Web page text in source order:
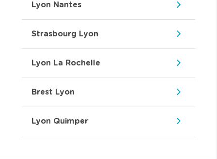
Lyon Nantes
Strasbourg Lyon
Lyon La Rochelle
Brest Lyon
Lyon Quimper